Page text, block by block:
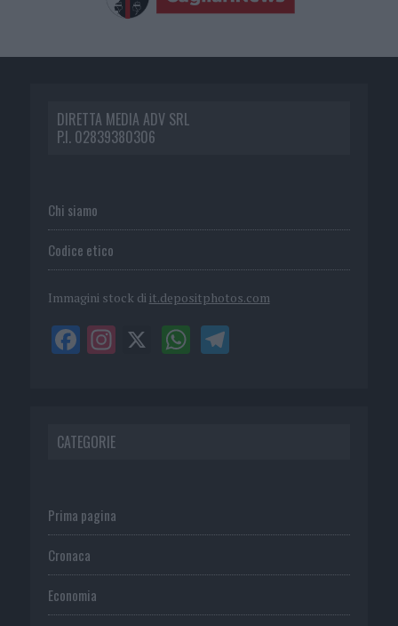
DIRETTA MEDIA ADV SRL
P.I. 02839380306
Chi siamo
Codice etico
Immagini stock di it.depositphotos.com
CATEGORIE
Prima pagina
Cronaca
Economia